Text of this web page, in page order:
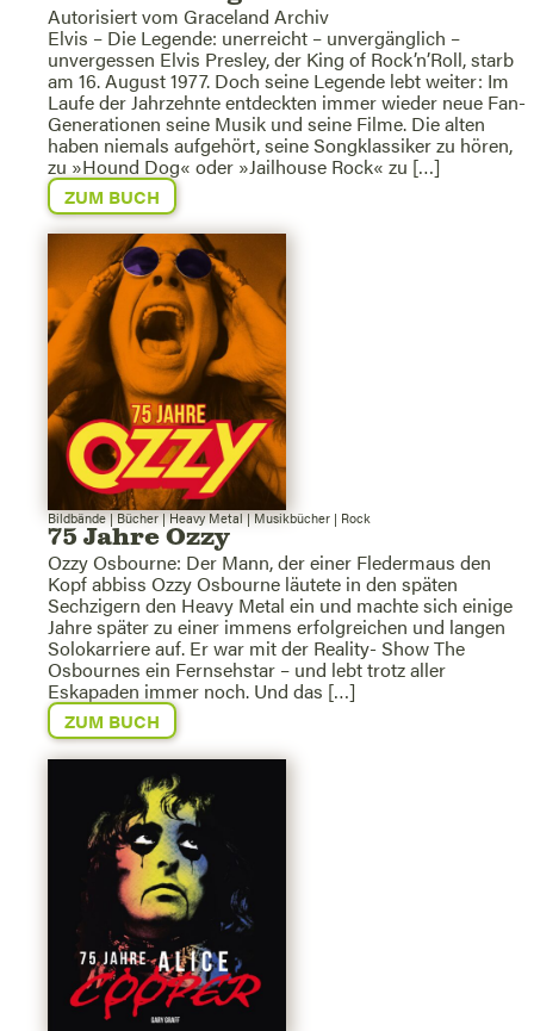
Autorisiert vom Graceland Archiv
Elvis – Die Legende: unerreicht – unvergänglich –
unvergessen Elvis Presley, der King of Rock’n’Roll, starb
am 16. August 1977. Doch seine Legende lebt weiter: Im
Laufe der Jahrzehnte entdeckten immer wieder neue Fan-
Generationen seine Musik und seine Filme. Die alten
haben niemals aufgehört, seine Songklassiker zu hören,
zu »Hound Dog« oder »Jailhouse Rock« zu […]
ZUM BUCH
Bildbände|Bücher|Heavy Metal|Musikbücher | Rock
75 Jahre Ozzy
Ozzy Osbourne: Der Mann, der einer Fledermaus den
Kopf abbiss Ozzy Osbourne läutete in den späten
Sechzigern den Heavy Metal ein und machte sich einige
Jahre später zu einer immens erfolgreichen und langen
Solokarriere auf. Er war mit der Reality- Show The
Osbournes ein Fernsehstar – und lebt trotz aller
Eskapaden immer noch. Und das […]
ZUM BUCH